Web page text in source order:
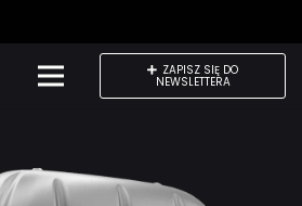
ZAPISZ SIĘ DO
NEWSLETTERA